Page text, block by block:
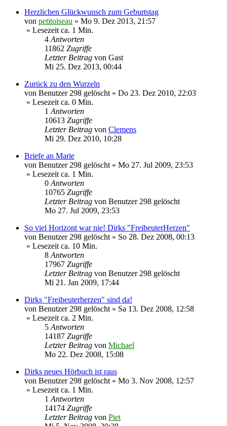
Herzlichen Glückwunsch zum Geburtstag
von petitoiseau » Mo 9. Dez 2013, 21:57
» Lesezeit ca. 1 Min.
4Antworten
11862 Zugriffe
Letzter Beitrag von Gast
Mi 25. Dez 2013, 00:44
Zurück zu den Wurzeln
von Benutzer 298 gelöscht» Do 23. Dez 2010, 22:03
» Lesezeit ca. 0 Min.
1Antworten
10613 Zugriffe
Letzter Beitrag von Clemens
Mi 29. Dez 2010, 10:28
Briefe an Marie
von Benutzer 298 gelöscht» Mo 27. Jul 2009, 23:53
» Lesezeit ca. 1 Min.
0Antworten
10765 Zugriffe
Letzter Beitrag von Benutzer 298 gelöscht
Mo 27. Jul 2009, 23:53
So viel Horizont war nie! Dirks "FreibeuterHerzen"
von Benutzer 298 gelöscht» So 28. Dez 2008, 00:13
» Lesezeit ca. 10 Min.
8Antworten
17967 Zugriffe
Letzter Beitrag von Benutzer 298 gelöscht
Mi 21. Jan 2009, 17:44
Dirks "Freibeuterherzen" sind da!
von Benutzer 298 gelöscht» Sa 13. Dez 2008, 12:58
» Lesezeit ca. 2 Min.
5Antworten
14187 Zugriffe
Letzter Beitrag von Michael
Mo 22. Dez 2008, 15:08
Dirks neues Hörbuch ist raus
von Benutzer 298 gelöscht» Mo 3. Nov 2008, 12:57
» Lesezeit ca. 1 Min.
1Antworten
14174 Zugriffe
Letzter Beitrag von Piet